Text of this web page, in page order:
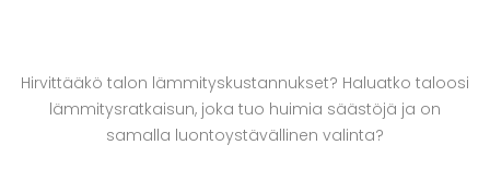
Hirvittääkö talon lämmityskustannukset? Haluatko taloosi
lämmitysratkaisun, joka tuo huimia säästöjä ja on
samalla luontoystävällinen valinta?